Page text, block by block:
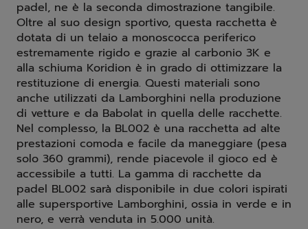
padel, ne è la seconda dimostrazione tangibile.
Oltre al suo design sportivo, questa racchetta è
dotata di un telaio a monoscocca periferico
estremamente rigido e grazie al carbonio 3K e
alla schiuma Koridion è in grado di ottimizzare la
restituzione di energia. Questi materiali sono
anche utilizzati da Lamborghini nella produzione
di vetture e da Babolat in quella delle racchette.
Nel complesso, la BL002 è una racchetta ad alte
prestazioni comoda e facile da maneggiare (pesa
solo 360 grammi), rende piacevole il gioco ed è
accessibile a tutti. La gamma di racchette da
padel BL002 sarà disponibile in due colori ispirati
alle supersportive Lamborghini, ossia in verde e in
nero, e verrà venduta in 5.000 unità.